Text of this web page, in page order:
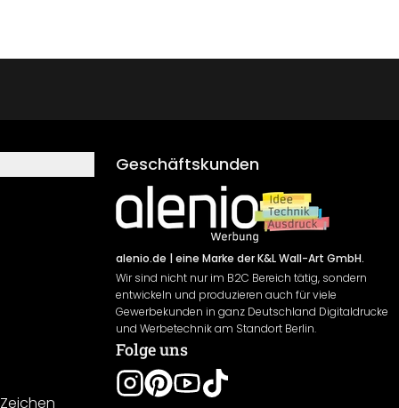
Geschäftskunden
alenio.de | eine Marke der K&L Wall-Art GmbH.
Wir sind nicht nur im B2C Bereich tätig, sondern
entwickeln und produzieren auch für viele
Gewerbekunden in ganz Deutschland Digitaldrucke
und Werbetechnik am Standort Berlin.
Folge uns